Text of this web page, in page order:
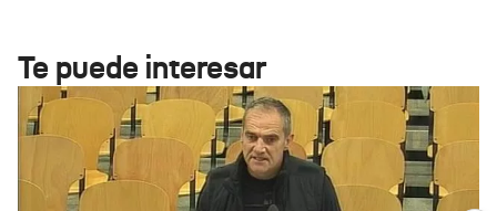
Te puede interesar